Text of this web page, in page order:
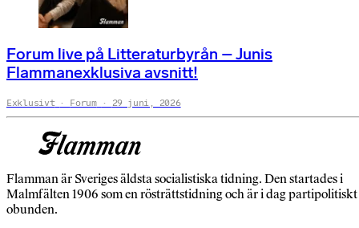
Forum live på Litteraturbyrån – Junis
Flammanexklusiva avsnitt!
Exklusivt Forum 29 juni, 2026
Flamman är Sveriges äldsta socialistiska tidning. Den startades i
Malmfälten 1906 som en rösträttstidning och är i dag partipolitiskt
obunden.